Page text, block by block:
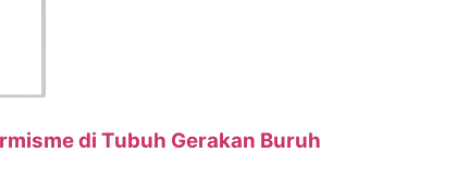
di Tubuh Gerakan Buruh